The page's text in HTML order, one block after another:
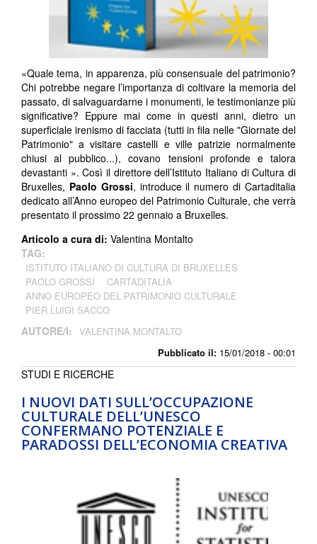
Pubblicato il: 15/01/2018 - 00:01
«Quale tema, in apparenza, più consensuale del patrimonio?
Chi potrebbe negare l’importanza di coltivare la memoria del
passato, di salvaguardarne i monumenti, le testimonianze più
significative? Eppure mai come in questi anni, dietro un
superficiale irenismo di facciata (tutti in fila nelle "Giornate del
Patrimonio" a visitare castelli e ville patrizie normalmente
chiusi al pubblico...), covano tensioni profonde e talora
devastanti ». Così il direttore dell’Istituto Italiano di Cultura di
Bruxelles, Paolo Grossi, introduce il numero di Cartaditalia
dedicato all’Anno europeo del Patrimonio Culturale, che verrà
presentato il prossimo 22 gennaio a Bruxelles.
Articolo a cura di: Valentina Montalto
TAG:
ISTITUTO ITALIANO DI CULTURA DI BRUXELLES
PAOLO GROSSI
CARTADITALIA
ANNO EUROPEO DEL PATRIMONIO CULTURALE
PIER LUIGI SACCO
AUTORE/I: VALENTINA MONTALTO
I NUOVI DATI SULL’OCCUPAZIONE
CULTURALE DELL’UNESCO
CONFERMANO POTENZIALE E
PARADOSSI DELL’ECONOMIA CREATIVA
STUDI E RICERCHE